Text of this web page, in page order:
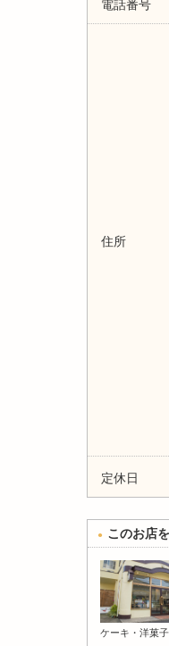
電話番号
住所
定休日
このお店
ケーキ・洋菓子